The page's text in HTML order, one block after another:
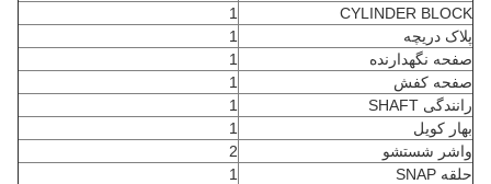
CYLINDER BLOCK
پلاک دریچه
صفحه نگهدارنده
صفحه کفش
رانندگی SHAFT
بهار کویل
واشر شستشو
حلقه SNAP